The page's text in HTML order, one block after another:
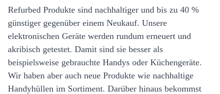
Refurbed Produkte sind nachhaltiger und bis zu 40 %
günstiger gegenüber einem Neukauf. Unsere
elektronischen Geräte werden rundum erneuert und
akribisch getestet. Damit sind sie besser als
beispielsweise gebrauchte Handys oder Küchengeräte.
Wir haben aber auch neue Produkte wie nachhaltige
Handyhüllen im Sortiment. Darüber hinaus bekommst